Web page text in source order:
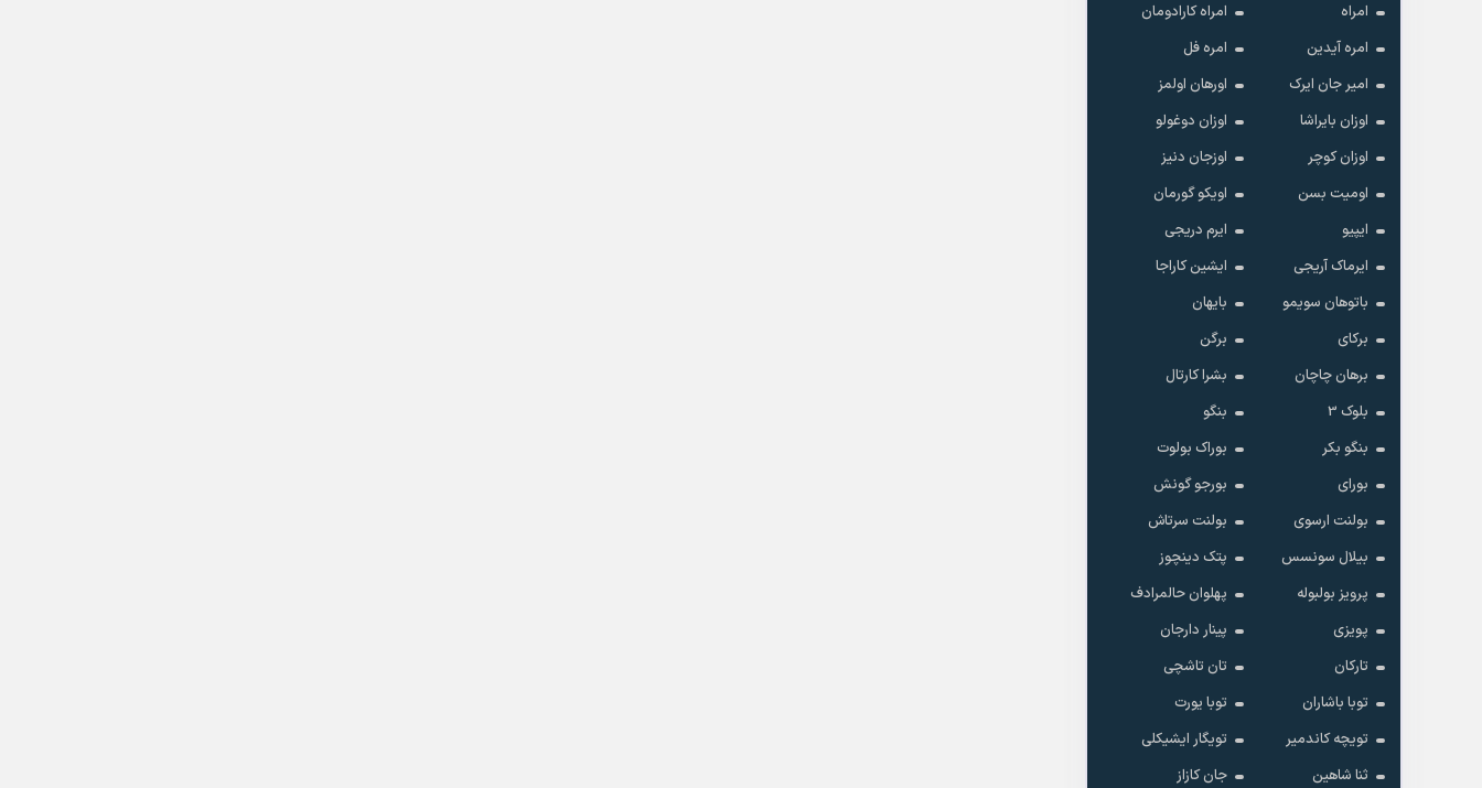
امراه
امراه کارادومان
امره آیدین
امره فل
امیر جان ایرک
اورهان اولمز
اوزان بایراشا
اوزان دوغولو
اوزان کوچر
اوزجان دنیز
اومیت بسن
اویکو گورمان
ایپیو
ایرم دریجی
ایرماک آریجی
ایشین کاراجا
باتوهان سویمو
بایهان
برکای
برگن
برهان چاچان
بشرا کارتال
بلوک 3
بنگو
بنگو بکر
بوراک بولوت
بورای
بورجو گونش
بولنت ارسوی
بولنت سرتاش
بیلال سونسس
پتک دینچوز
پرویز بولبوله
پهلوان حالمرادف
پویزی
پینار دارجان
تارکان
تان تاشچی
توبا باشاران
توبا یورت
تویچه کاندمیر
تویگار ایشیکلی
ثنا شاهین
جان کازاز